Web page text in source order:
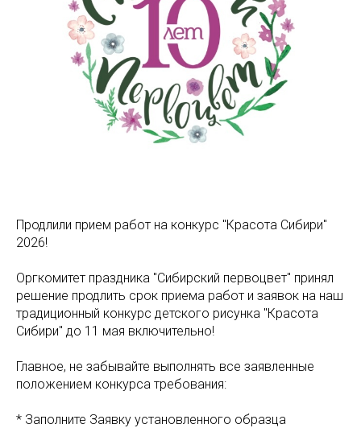
Продлили прием работ на конкурс "Красота Сибири"
2026!
Оргкомитет праздника "Сибирский первоцвет" принял
решение продлить срок приема работ и заявок на наш
традиционный конкурс детского рисунка "Красота
Сибири" до 11 мая включительно!
Главное, не забывайте выполнять все заявленные
положением конкурса требования:
* Заполните Заявку установленного образца